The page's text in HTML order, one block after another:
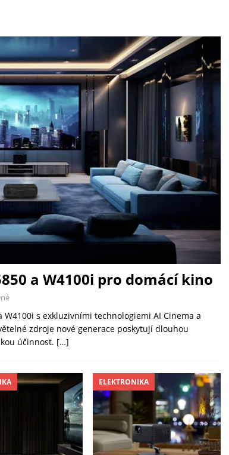
Cuisinart CPZ-120 promění vaši kuchyň na italskou pizzerii
krypto kasin: Co by měli vědět milovníci technologií
a W4100i pro domácí kino
s exkluzivními technologiemi AI Cinema a
zdroje nové generace poskytují dlouhou
účinnost. […]
ELEKTRONIKA